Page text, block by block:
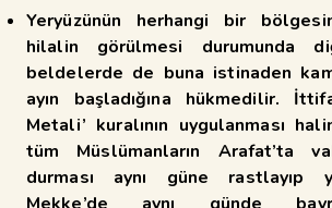
Yeryüzünün herhangi bir
hilalin görülmesi durumunda
beldelerde de buna istinaden
ayın başladığına hükmedilir.
Metali’ kuralının uygulanması
tüm Müslümanların Arafat’ta
durması aynı güne rastlayıp